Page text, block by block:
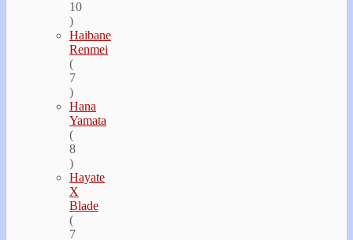
10
)
Haibane
Renmei
(
7
)
Hana
Yamata
(
8
)
Hayate
Х
Blade
(
7